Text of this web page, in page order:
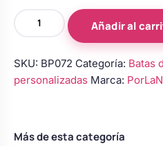
personalizada
–
cantidad
Añadir al
SKU: BP072 Categoría: Batas
personalizadas Marca:
Más de esta categoría